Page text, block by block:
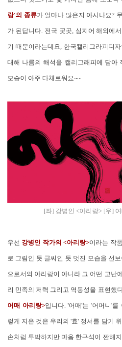
랑'의 종류가 얼마나 많은지 아시나요?
가 된답니다. 전국 곳곳, 심지어 해외에
기 때문이라는데요, 한국캘리그라피디
대해 나름의 해석을 캘리그래피에 담아
모습이 아주 다채로워요~~
[좌] 강병인 <아리랑> [우]
우선 강병인 작가의 <아리랑>이라는 작
로 그림인 듯 글씨인 듯 멋진 모습을 선
으로서의 아리랑이 아니라 그 어떤 고난
리 민족의 저력 그리고 역동성을 표현했
어매 아리랑>입니다. '어매'는 '어머니'를
렇게 지은 것은 우리의 '효' 정서를 담기
손처럼 투박하지만 마음 한구석이 짠해